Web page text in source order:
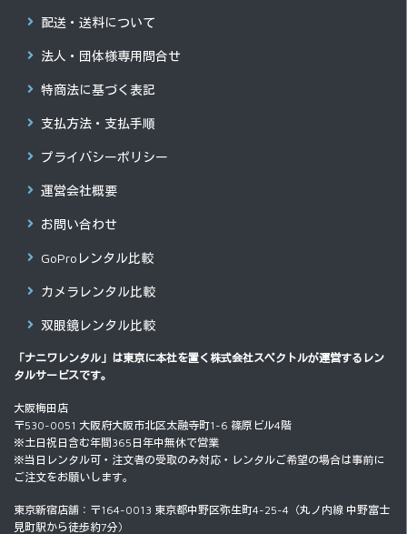
配送・送料について
法人・団体様専用問合せ
特商法に基づく表記
支払方法・支払手順
プライバシーポリシー
運営会社概要
お問い合わせ
GoProレンタル比較
カメラレンタル比較
双眼鏡レンタル比較
「ナニワレンタル」は東京に本社を置く 株式会社スペクトルが運営するレン
タルサービスです。
大阪梅田店
〒530-0051 大阪府大阪市北区太融寺町1-6 篠原ビル4階
※土日祝日含む年間365日年中無休で営業
※当日レンタル可・注文者の受取のみ対応・レンタルご希望の場合は事前に
ご注文をお願いします。
東京新宿店舗：〒164-0013 東京都中野区弥生町4-25-4（丸ノ内線 中野富士
見町駅から徒歩約7分）